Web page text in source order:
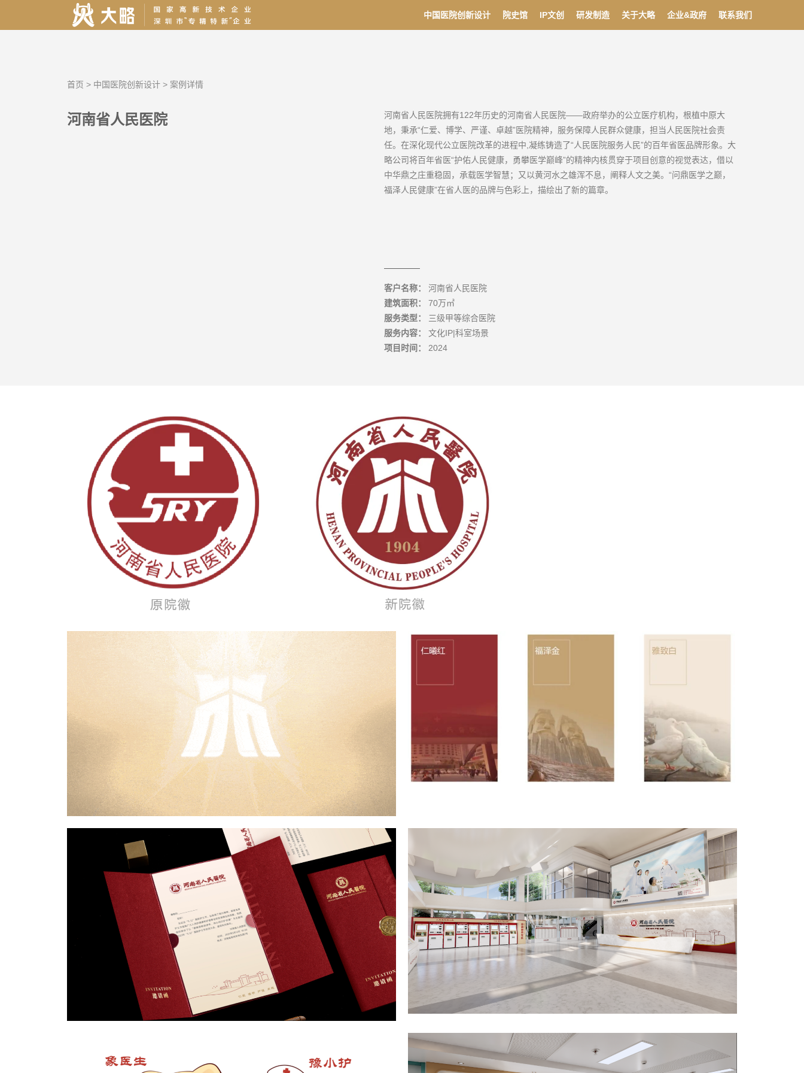
中国医院创新设计 院史馆 IP文创 研发制造 关于大略 企业&政府 联系我们
首页 > 中国医院创新设计 > 案例详情
河南省人民医院
河南省人民医院拥有122年历史的河南省人民医院——政府举办的公立医疗机构，根植中原大
地，秉承“仁爱、博学、严谨、卓越”医院精神，服务保障人民群众健康，担当人民医院社会责
任。在深化现代公立医院改革的进程中,凝练铸造了“人民医院服务人民”的百年省医品牌形象。大
略公司将百年省医“护佑人民健康，勇攀医学巅峰”的精神内核贯穿于项目创意的视觉表达，借以
中华鼎之庄重稳固，承载医学智慧；又以黄河水之雄浑不息，阐释人文之美。“问鼎医学之巅，
福泽人民健康”在省人医的品牌与色彩上，描绘出了新的篇章。
客户名称：
河南省人民医院
建筑面积：
70万㎡
服务类型：
三级甲等综合医院
服务内容：
文化IP|科室场景
项目时间：
2024